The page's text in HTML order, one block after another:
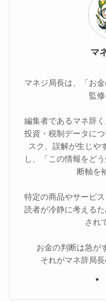
マ
マネジ局長は、「お
監修
編集者であるマネ辞
投資・税制データに
スク、誤解が生じや
し、「この情報をど
断軸を
特定の商品やサービ
読者が冷静に考える
され
お金の判断は急が
それがマネ辞局